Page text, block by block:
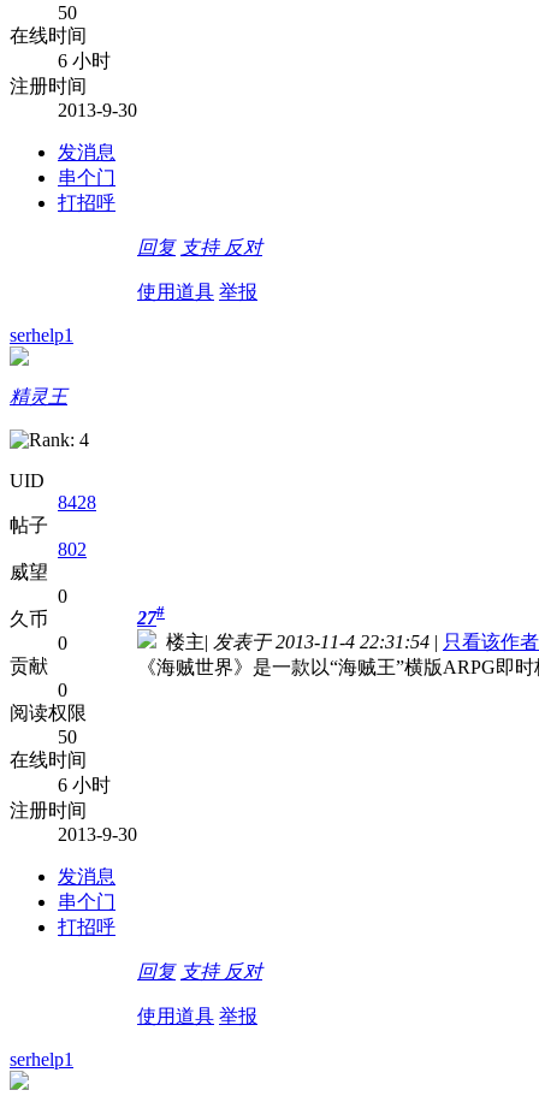
50
在线时间
6 小时
注册时间
2013-9-30
发消息
串个门
打招呼
回复 支持 反对
使用道具 举报
serhelp1
精灵王
UID
8428
帖子
802
威望
0
久币
0
贡献
0
阅读权限
50
在线时间
6 小时
注册时间
2013-9-30
发消息
串个门
打招呼
27#
楼主| 发表于 2013-11-4 22:31:54 | 只看该作者
《海贼世界》是一款以“海贼王”横版ARPG即
回复 支持 反对
使用道具 举报
serhelp1